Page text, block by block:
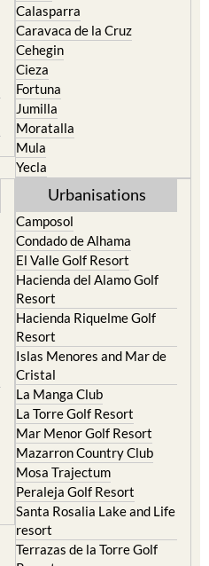
Calasparra
Caravaca de la Cruz
Cehegin
Cieza
Fortuna
Jumilla
Moratalla
Mula
Yecla
Urbanisations
Camposol
Condado de Alhama
El Valle Golf Resort
Hacienda del Alamo Golf
Resort
Hacienda Riquelme Golf
Resort
Islas Menores and Mar de
Cristal
La Manga Club
La Torre Golf Resort
Mar Menor Golf Resort
Mazarron Country Club
Mosa Trajectum
Peraleja Golf Resort
Santa Rosalia Lake and Life
resort
Terrazas de la Torre Golf